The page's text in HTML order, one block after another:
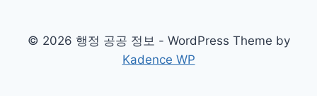
© 2026 행정 공공 정보 - WordPress Theme by
Kadence WP